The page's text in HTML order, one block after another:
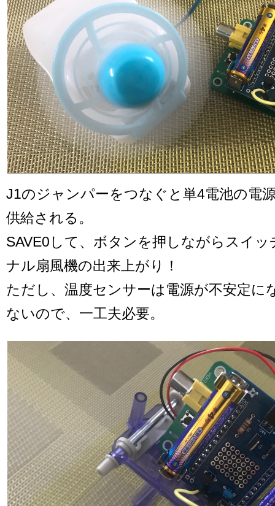
J1のジャンパーをつなぐと単4電池の電
供給される。
SAVE0して、ボタンを押しながらスイ
ナル扇風機の出来上がり！
ただし、温度センサーは電源が不安定に
ないので、一工夫必要。